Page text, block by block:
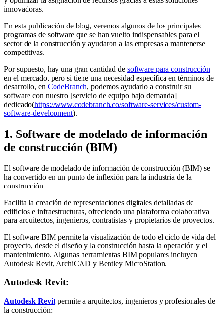
innovadoras.
En esta publicación de blog, veremos algunos de los principales
programas de software que se han vuelto indispensables para el
sector de la construcción y ayudaron a las empresas a mantenerse
competitivas.
Por supuesto, hay una gran cantidad de software para construcción
en el mercado, pero si tiene una necesidad específica en términos de
desarrollo, en CodeBranch, podemos ayudarlo a construir su
software con nuestro [servicio de equipo bajo demanda]
dedicado(https://www.codebranch.co/software-services/custom-
software-development).
1. Software de modelado de información
de construcción (BIM)
El software de modelado de información de construcción (BIM) se
ha convertido en un punto de inflexión para la industria de la
construcción.
Facilita la creación de representaciones digitales detalladas de
edificios e infraestructuras, ofreciendo una plataforma colaborativa
para arquitectos, ingenieros, contratistas y propietarios de proyectos.
El software BIM permite la visualización de todo el ciclo de vida del
proyecto, desde el diseño y la construcción hasta la operación y el
mantenimiento. Algunas herramientas BIM populares incluyen
Autodesk Revit, ArchiCAD y Bentley MicroStation.
Autodesk Revit:
Autodesk Revit permite a arquitectos, ingenieros y profesionales de
la construcción: